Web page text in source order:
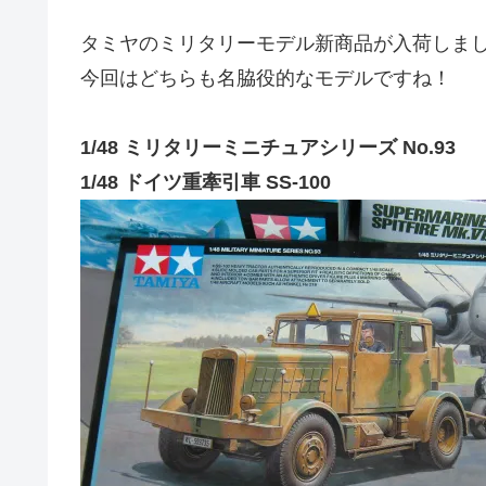
タミヤのミリタリーモデル新商品が入荷しま
今回はどちらも名脇役的なモデルですね！
1/48 ミリタリーミニチュアシリーズ No.93
1/48 ドイツ重牽引車 SS-100